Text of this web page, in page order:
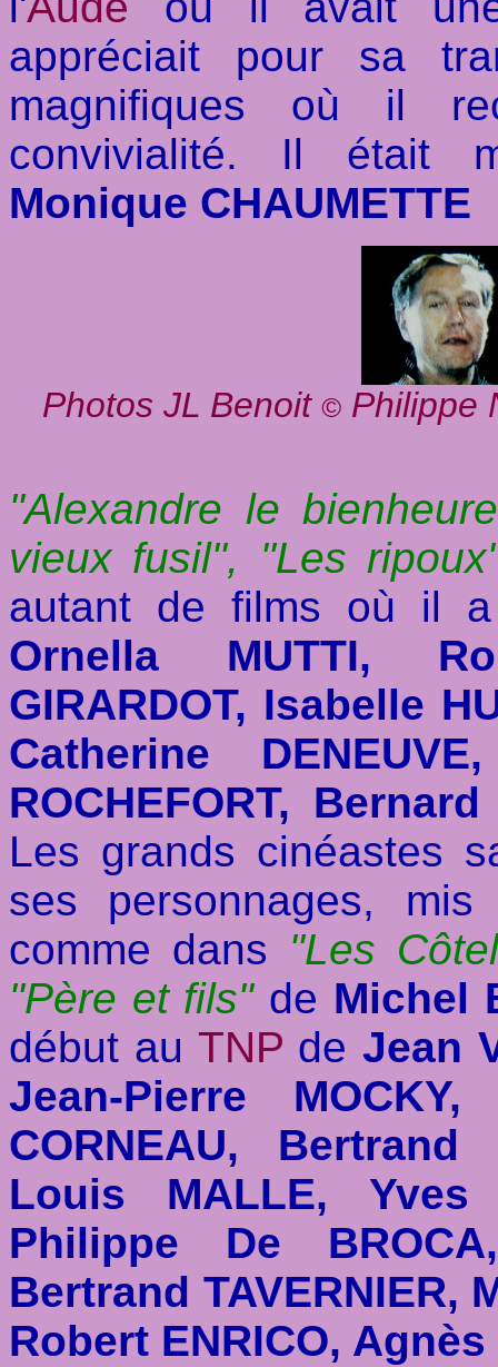
appréciait pour sa
magnifiques où il
convivialité. Il était
Monique CHAUMETTE
Photos JL Benoit © Philippe
"Alexandre le
vieux fusil", "Les
autant de films où il
Ornella MUTTI,
GIRARDOT, Isabelle
Catherine
ROCHEFORT,
Les grands cinéastes
ses personnages,
comme dans "Les
"Père et fils"de Michel
début au TNP deJean
Jean-Pierre
CORNEAU, Bertrand
Louis MALLE, Yves
Philippe De
Bertrand TAVERNIER,
Robert ENRICO,